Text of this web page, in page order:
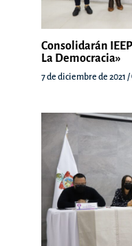
Consolidarán
La Democracia»
7 de diciembre de 2021 /